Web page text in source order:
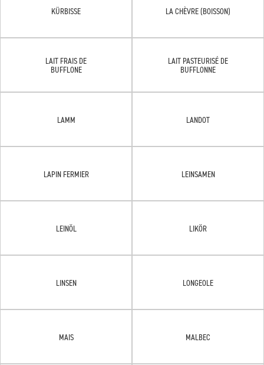
KÜRBISSE LA CHÈVRE (BOISSON)
LAIT FRAIS DE
BUFFLONE
LAIT PASTEURISÉ DE
BUFFLONNE
LAMM LANDOT
LAPIN FERMIER LEINSAMEN
LEINÖL LIKÖR
LINSEN LONGEOLE
MAIS MALBEC